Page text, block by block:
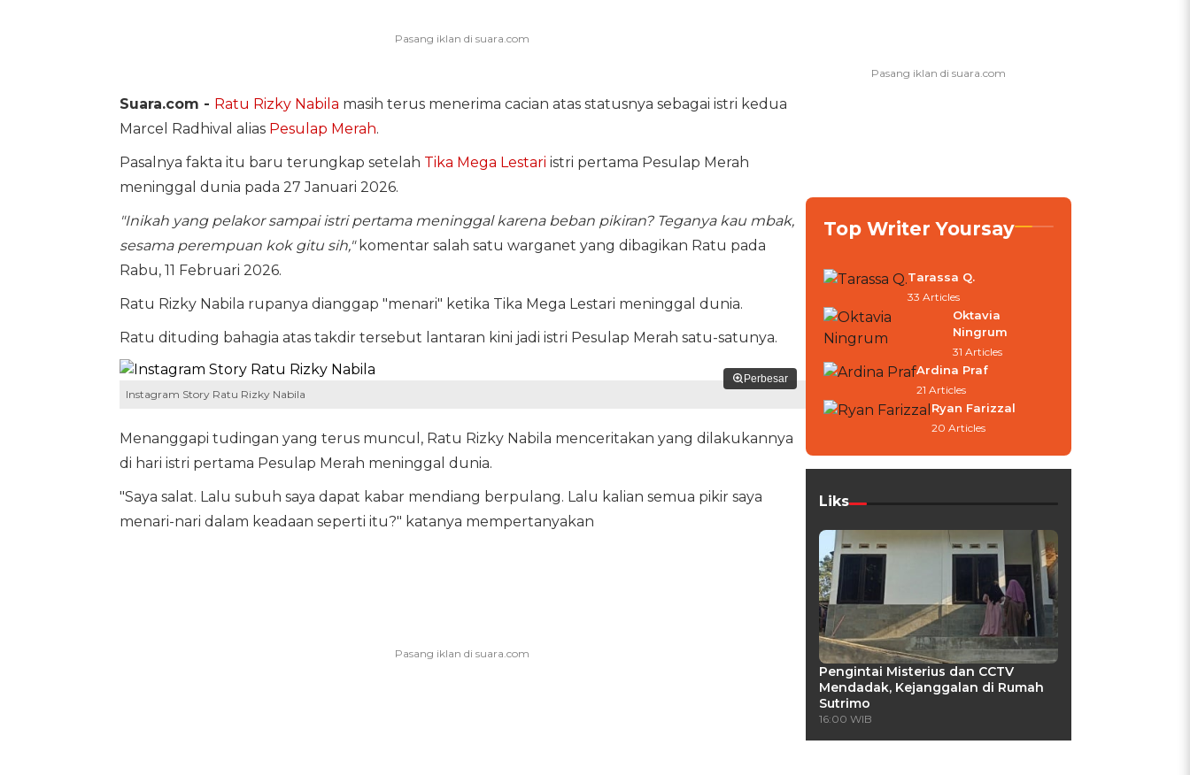
Suara.com - Ratu Rizky Nabila masih terus menerima cacian atas statusnya sebagai istri kedua
Marcel Radhival alias Pesulap Merah.
Pasalnya fakta itu baru terungkap setelah Tika Mega Lestari istri pertama Pesulap Merah
meninggal dunia pada 27 Januari 2026.
"Inikah yang pelakor sampai istri pertama meninggal karena beban pikiran? Teganya kau mbak,
sesama perempuan kok gitu sih,"komentar salah satu warganet yang dibagikan Ratu pada
Rabu, 11 Februari 2026.
Ratu Rizky Nabila rupanya dianggap "menari" ketika Tika Mega Lestari meninggal dunia.
Ratu dituding bahagia atas takdir tersebut lantaran kini jadi istri Pesulap Merah satu-satunya.
Perbesar
Instagram Story Ratu Rizky Nabila
Menanggapi tudingan yang terus muncul, Ratu Rizky Nabila menceritakan yang dilakukannya
di hari istri pertama Pesulap Merah meninggal dunia.
"Saya salat. Lalu subuh saya dapat kabar mendiang berpulang. Lalu kalian semua pikir saya
menari-nari dalam keadaan seperti itu?" katanya mempertanyakan
Top Writer Yoursay
Tarassa Q.
33 Articles
Oktavia
Ningrum
31 Articles
Ardina Praf
21 Articles
Ryan Farizzal
20 Articles
Liks
Pengintai Misterius dan CCTV
Mendadak, Kejanggalan di Rumah
Sutrimo
16:00 WIB